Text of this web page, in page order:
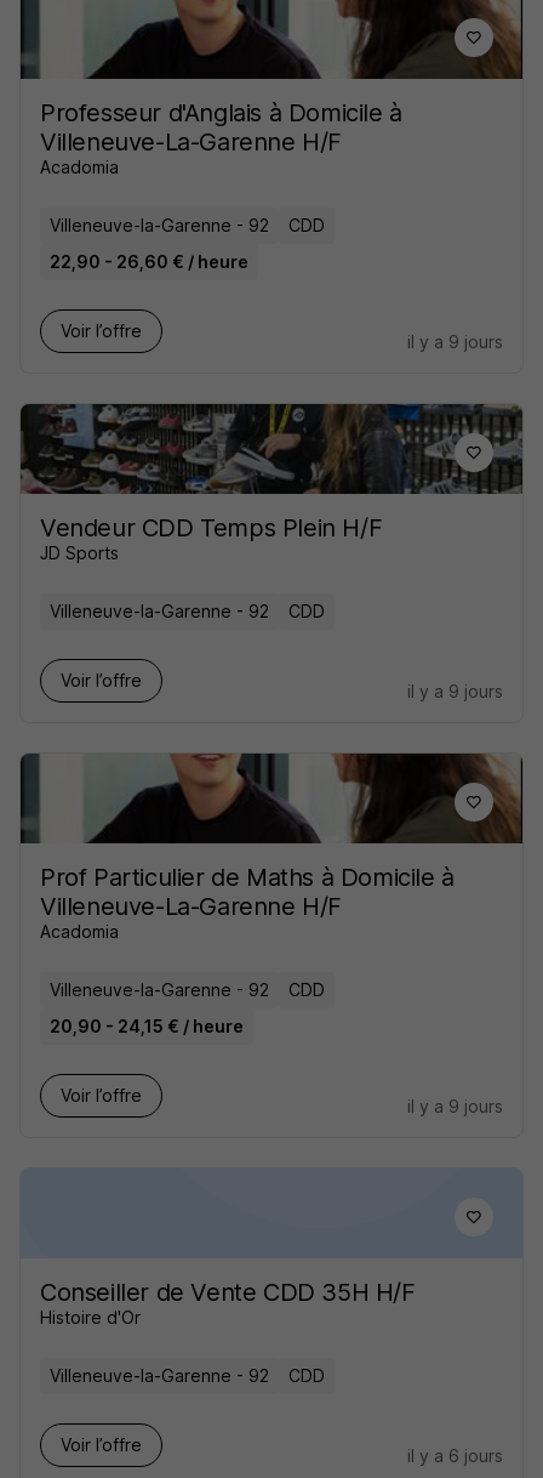
Professeur d'Anglais à Domicile à
Villeneuve-La-Garenne H/F
Acadomia
Villeneuve-la-Garenne - 92
CDD
22,90 - 26,60 € / heure
Voir l’offre
il y a 9 jours
Vendeur CDD Temps Plein H/F
JD Sports
Villeneuve-la-Garenne - 92 CDD
Voir l’offre
il y a 9 jours
Prof Particulier de Maths à Domicile à
Villeneuve-La-Garenne H/F
Acadomia
Villeneuve-la-Garenne - 92
CDD
20,90 - 24,15 € / heure
Voir l’offre
il y a 9 jours
Conseiller de Vente CDD 35H H/F
Histoire d'Or
Villeneuve-la-Garenne - 92 CDD
Voir l’offre
il y a 6 jours